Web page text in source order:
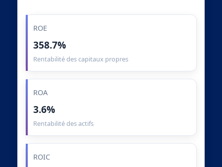
ROE
358.7%
Rentabilité des capitaux propres
ROA
3.6%
Rentabilité des actifs
ROIC